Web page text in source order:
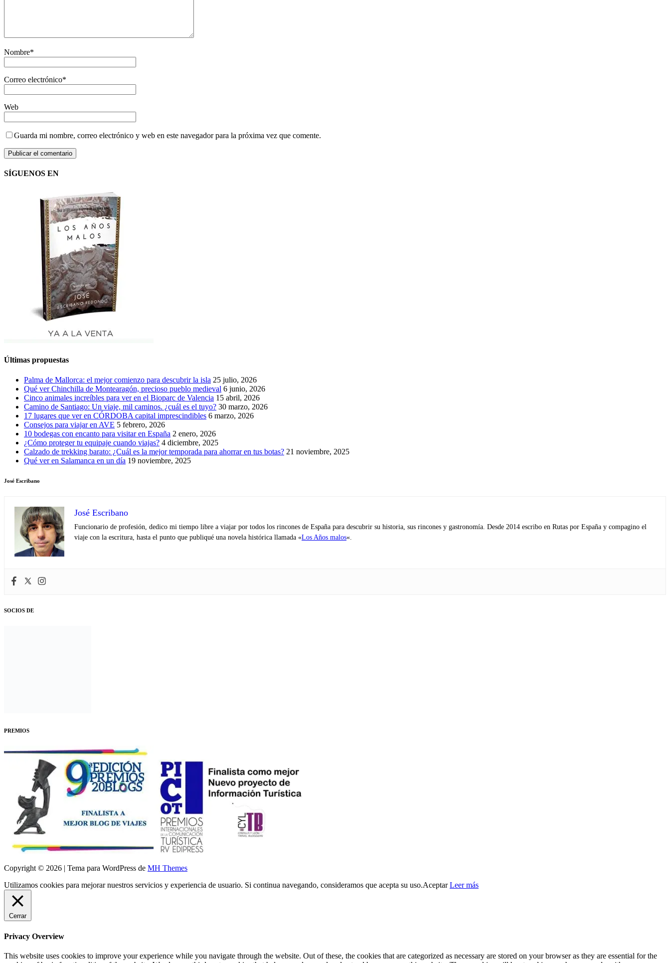
Nombre*
Correo electrónico*
Web
Guarda mi nombre, correo electrónico y web en este navegador para la próxima vez que comente.
SÍGUENOS EN
Últimas propuestas
Palma de Mallorca: el mejor comienzo para descubrir la isla 25 julio, 2026
Qué ver Chinchilla de Montearagón, precioso pueblo medieval 6 junio, 2026
Cinco animales increíbles para ver en el Bioparc de Valencia 15 abril, 2026
Camino de Santiago: Un viaje, mil caminos. ¿cuál es el tuyo? 30 marzo, 2026
17 lugares que ver en CÓRDOBA capital imprescindibles 6 marzo, 2026
Consejos para viajar en AVE 5 febrero, 2026
10 bodegas con encanto para visitar en España 2 enero, 2026
¿Cómo proteger tu equipaje cuando viajas? 4 diciembre, 2025
Calzado de trekking barato: ¿Cuál es la mejor temporada para ahorrar en tus botas? 21 noviembre, 2025
Qué ver en Salamanca en un día 19 noviembre, 2025
José Escribano
José Escribano
Funcionario de profesión, dedico mi tiempo libre a viajar por todos los rincones de España para descubrir su historia, sus rincones y gastronomía. Desde 2014 escribo en Rutas por España y compagino el
viaje con la escritura, hasta el punto que publiqué una novela histórica llamada «Los Años malos«.
SOCIOS DE
PREMIOS
Copyright © 2026 | Tema para WordPress de MH Themes
Utilizamos cookies para mejorar nuestros servicios y experiencia de usuario. Si continua navegando, consideramos que acepta su uso.Aceptar Leer más
Cerrar
Privacy Overview
This website uses cookies to improve your experience while you navigate through the website. Out of these, the cookies that are categorized as necessary are stored on your browser as they are essential for the